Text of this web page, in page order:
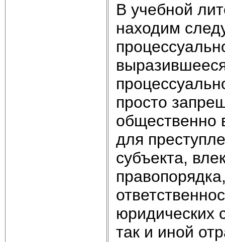
В учебной
находим
просто
общественно
для
субъекта,
юридических
так и иной